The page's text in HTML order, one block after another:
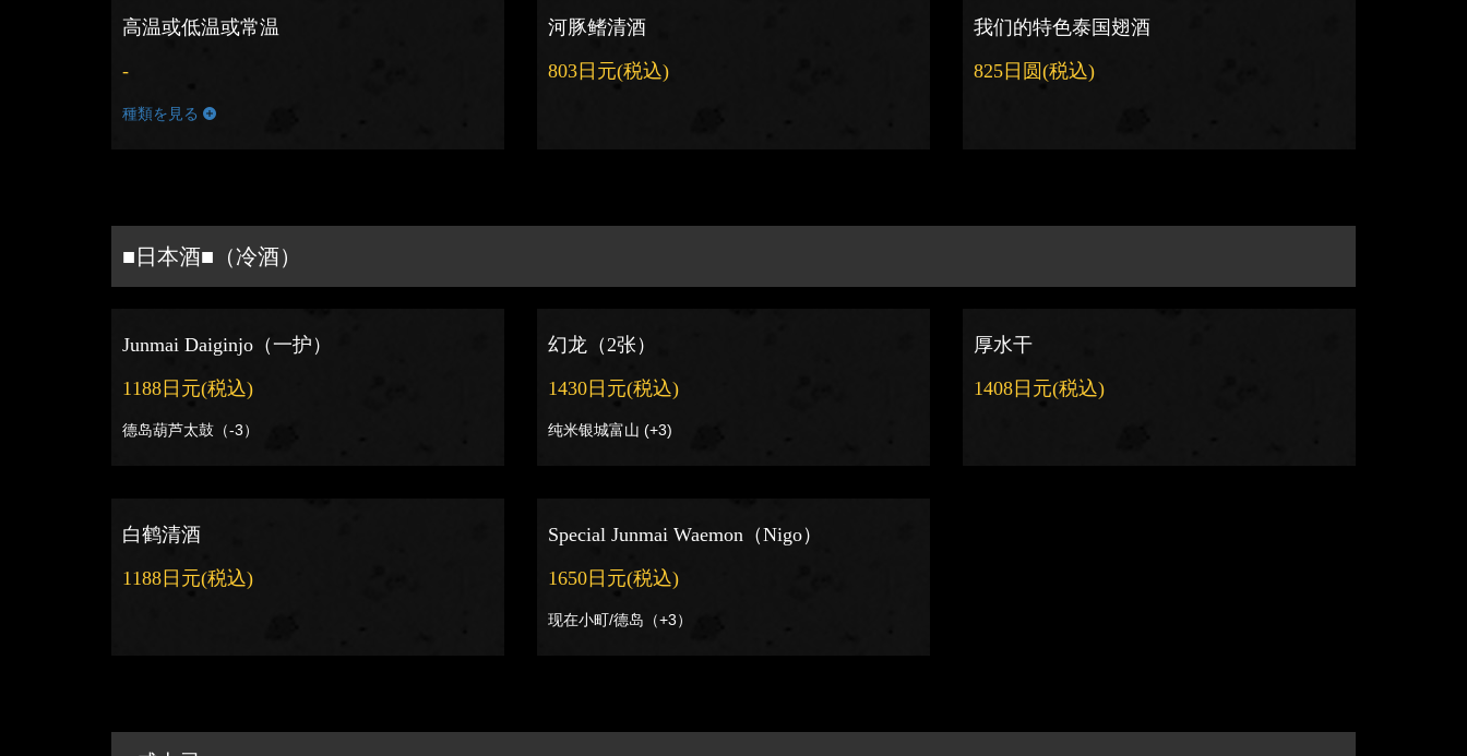
高温或低温或常温
-
種類を見る
河豚鳍清酒
803日元(税込)
我们的特色泰国翅酒
825日圆(税込)
■日本酒■（冷酒）
Junmai Daiginjo（一护）
1188日元(税込)
德岛葫芦太鼓（-3）
幻龙（2张）
1430日元(税込)
纯米银城富山 (+3)
厚水干
1408日元(税込)
白鹤清酒
1188日元(税込)
Special Junmai Waemon（Nigo）
1650日元(税込)
现在小町/德岛（+3）